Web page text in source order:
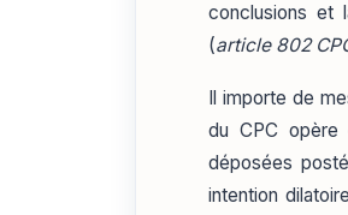
conclusions et
(article 802
Il importe de
du CPC opère
déposées
intention